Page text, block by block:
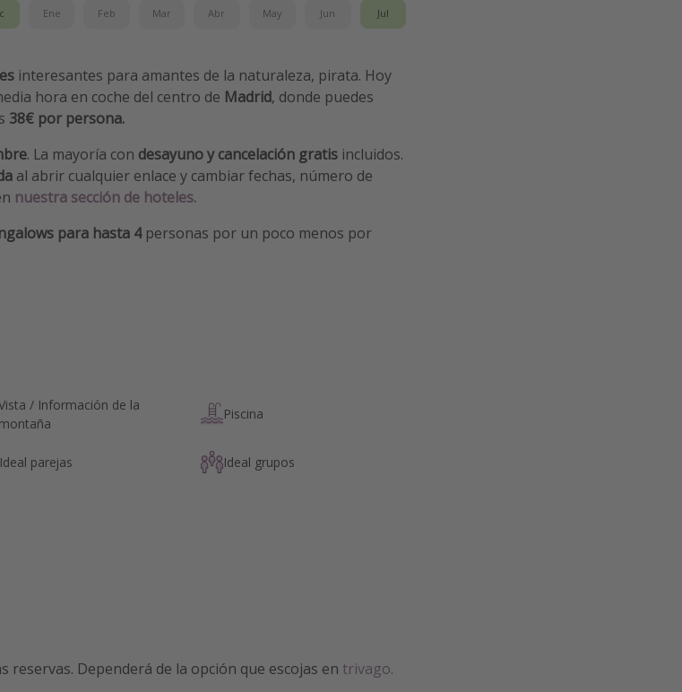
Ene Feb Mar Abr May Jun Jul
interesantes para amantes de la naturaleza, pirata. Hoy
hora en coche del centro de Madrid, donde puedes
38€ por persona.
. La mayoría con desayuno y cancelación gratis incluidos.
al abrir cualquier enlace y cambiar fechas, número de
nuestra sección de hoteles.
para hasta 4 personas por un poco menos por
/ Información de la
Piscina
Ideal parejas Ideal grupos
Dependerá de la opción que escojas en trivago.